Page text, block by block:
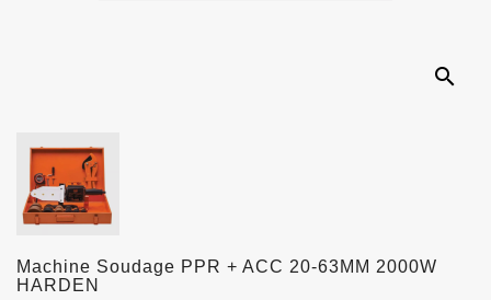
search
Machine Soudage PPR + ACC 20-63MM 2000W
HARDEN